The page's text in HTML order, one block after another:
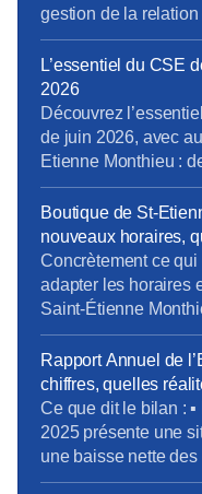
gestion de la
la Direction Pro-
d’Information (DSI)
pour élaborer un
destiné à prendre
spécifiques de […]
L’essentiel du CSE
2026
Découvrez
de juin 2026, avec
Etienne Monthieu :
quel impact réel?
derrière les chiffres,
personnels
personnels ne
Boutique de St-
nouveaux horaires,
Concrètement ce
adapter les horaires
Saint-Étienne
samedi, journée la
meilleure couverture
réunions d’équipe
CFE-CGC Orange,
cette évolution […]
Rapport Annuel de
chiffres, quelles
Ce que dit le bilan :
2025 présente une
une baisse nette des
CDI sur l’année. La